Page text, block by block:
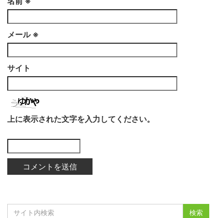
メール ※
サイト
上に表示された文字を入力してください。